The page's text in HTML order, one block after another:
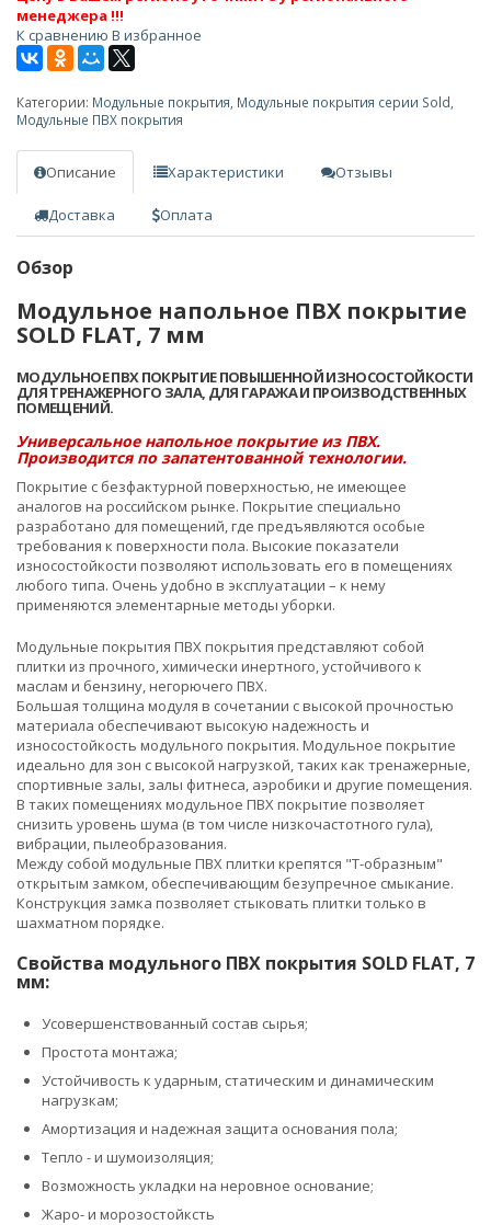
менеджера !!!
К сравнению В избранное
Категории: Модульные покрытия Модульные покрытия серии Sold
Модульные ПВХ покрытия
Описание Характеристики Отзывы
Доставка Оплата
Обзор
Модульное напольное ПВХ покрытие
SOLD FLAT, 7 мм
МОДУЛЬНОЕ ПВХ ПОКРЫТИЕ ПОВЫШЕННОЙ ИЗНОСОСТОЙКОСТИ
ДЛЯ ТРЕНАЖЕРНОГО ЗАЛА, ДЛЯ ГАРАЖА И ПРОИЗВОДСТВЕННЫХ
ПОМЕЩЕНИЙ.
Универсальное напольное покрытие из ПВХ.
Производится по запатентованной технологии.
Покрытие с безфактурной поверхностью, не имеющее
аналогов на российском рынке. Покрытие специально
разработано для помещений, где предъявляются особые
требования к поверхности пола. Высокие показатели
износостойкости позволяют использовать его в помещениях
любого типа. Очень удобно в эксплуатации – к нему
применяются элементарные методы уборки.
Модульные покрытия ПВХ покрытия представляют собой
плитки из прочного, химически инертного, устойчивого к
маслам и бензину, негорючего ПВХ.
Большая толщина модуля в сочетании с высокой прочностью
материала обеспечивают высокую надежность и
износостойкость модульного покрытия. Модульное покрытие
идеально для зон с высокой нагрузкой, таких как тренажерные,
спортивные залы, залы фитнеса, аэробики и другие помещения.
В таких помещениях модульное ПВХ покрытие позволяет
снизить уровень шума (в том числе низкочастотного гула),
вибрации, пылеобразования.
Между собой модульные ПВХ плитки крепятся "Т-образным"
открытым замком, обеспечивающим безупречное смыкание.
Конструкция замка позволяет стыковать плитки только в
шахматном порядке.
Свойства модульного ПВХ покрытия SOLD FLAT, 7
мм:
Усовершенствованный состав сырья;
Простота монтажа;
Устойчивость к ударным, статическим и динамическим
нагрузкам;
Амортизация и надежная защита основания пола;
Тепло - и шумоизоляция;
Возможность укладки на неровное основание;
Жаро- и морозостойксть